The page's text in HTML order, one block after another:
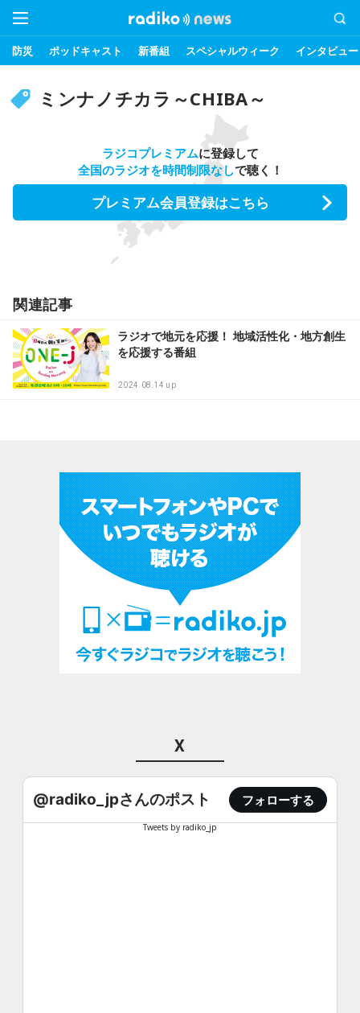
防災 ポッドキャスト 新番組 スペシャルウィーク インタビュー
ミンナノチカラ～CHIBA～
ラジコプレミアムに登録して
全国のラジオを時間制限なしで聴く！
プレミアム会員登録はこちら
関連記事
ラジオで地元を応援！ 地域活性化・地方創生
を応援する番組
2024.08.14 up
X
@radiko_jpさんのポスト フォローする
Tweets by radiko_jp